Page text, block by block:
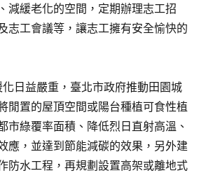
減緩老化的空間，定期辦理志工招
志工會議等，讓志工擁有安全愉快的
日益嚴重，臺北市政府推動田園城
閒置的屋頂空間或陽台種植可食性植
市綠覆率面積、降低烈日直射高溫、
應，並達到節能減碳的效果，另外建
防水工程，再規劃設置高架或離地式